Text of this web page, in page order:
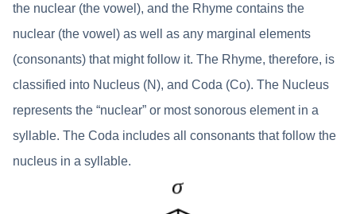
the nuclear (the vowel), and the Rhyme contains the
nuclear (the vowel) as well as any marginal elements
(consonants) that might follow it. The Rhyme, therefore, is
classified into Nucleus (N), and Coda (Co). The Nucleus
represents the “nuclear” or most sonorous element in a
syllable. The Coda includes all consonants that follow the
nucleus in a syllable.